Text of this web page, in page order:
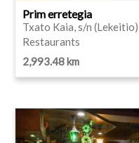
Prim erretegia
Txato Kaia, s/n (Lekeitio)
Restaurants
2,993.48 km